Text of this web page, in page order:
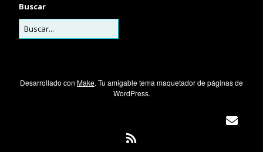
Buscar
Desarrollado con Make. Tu amigable tema maquetador de páginas de
WordPress.